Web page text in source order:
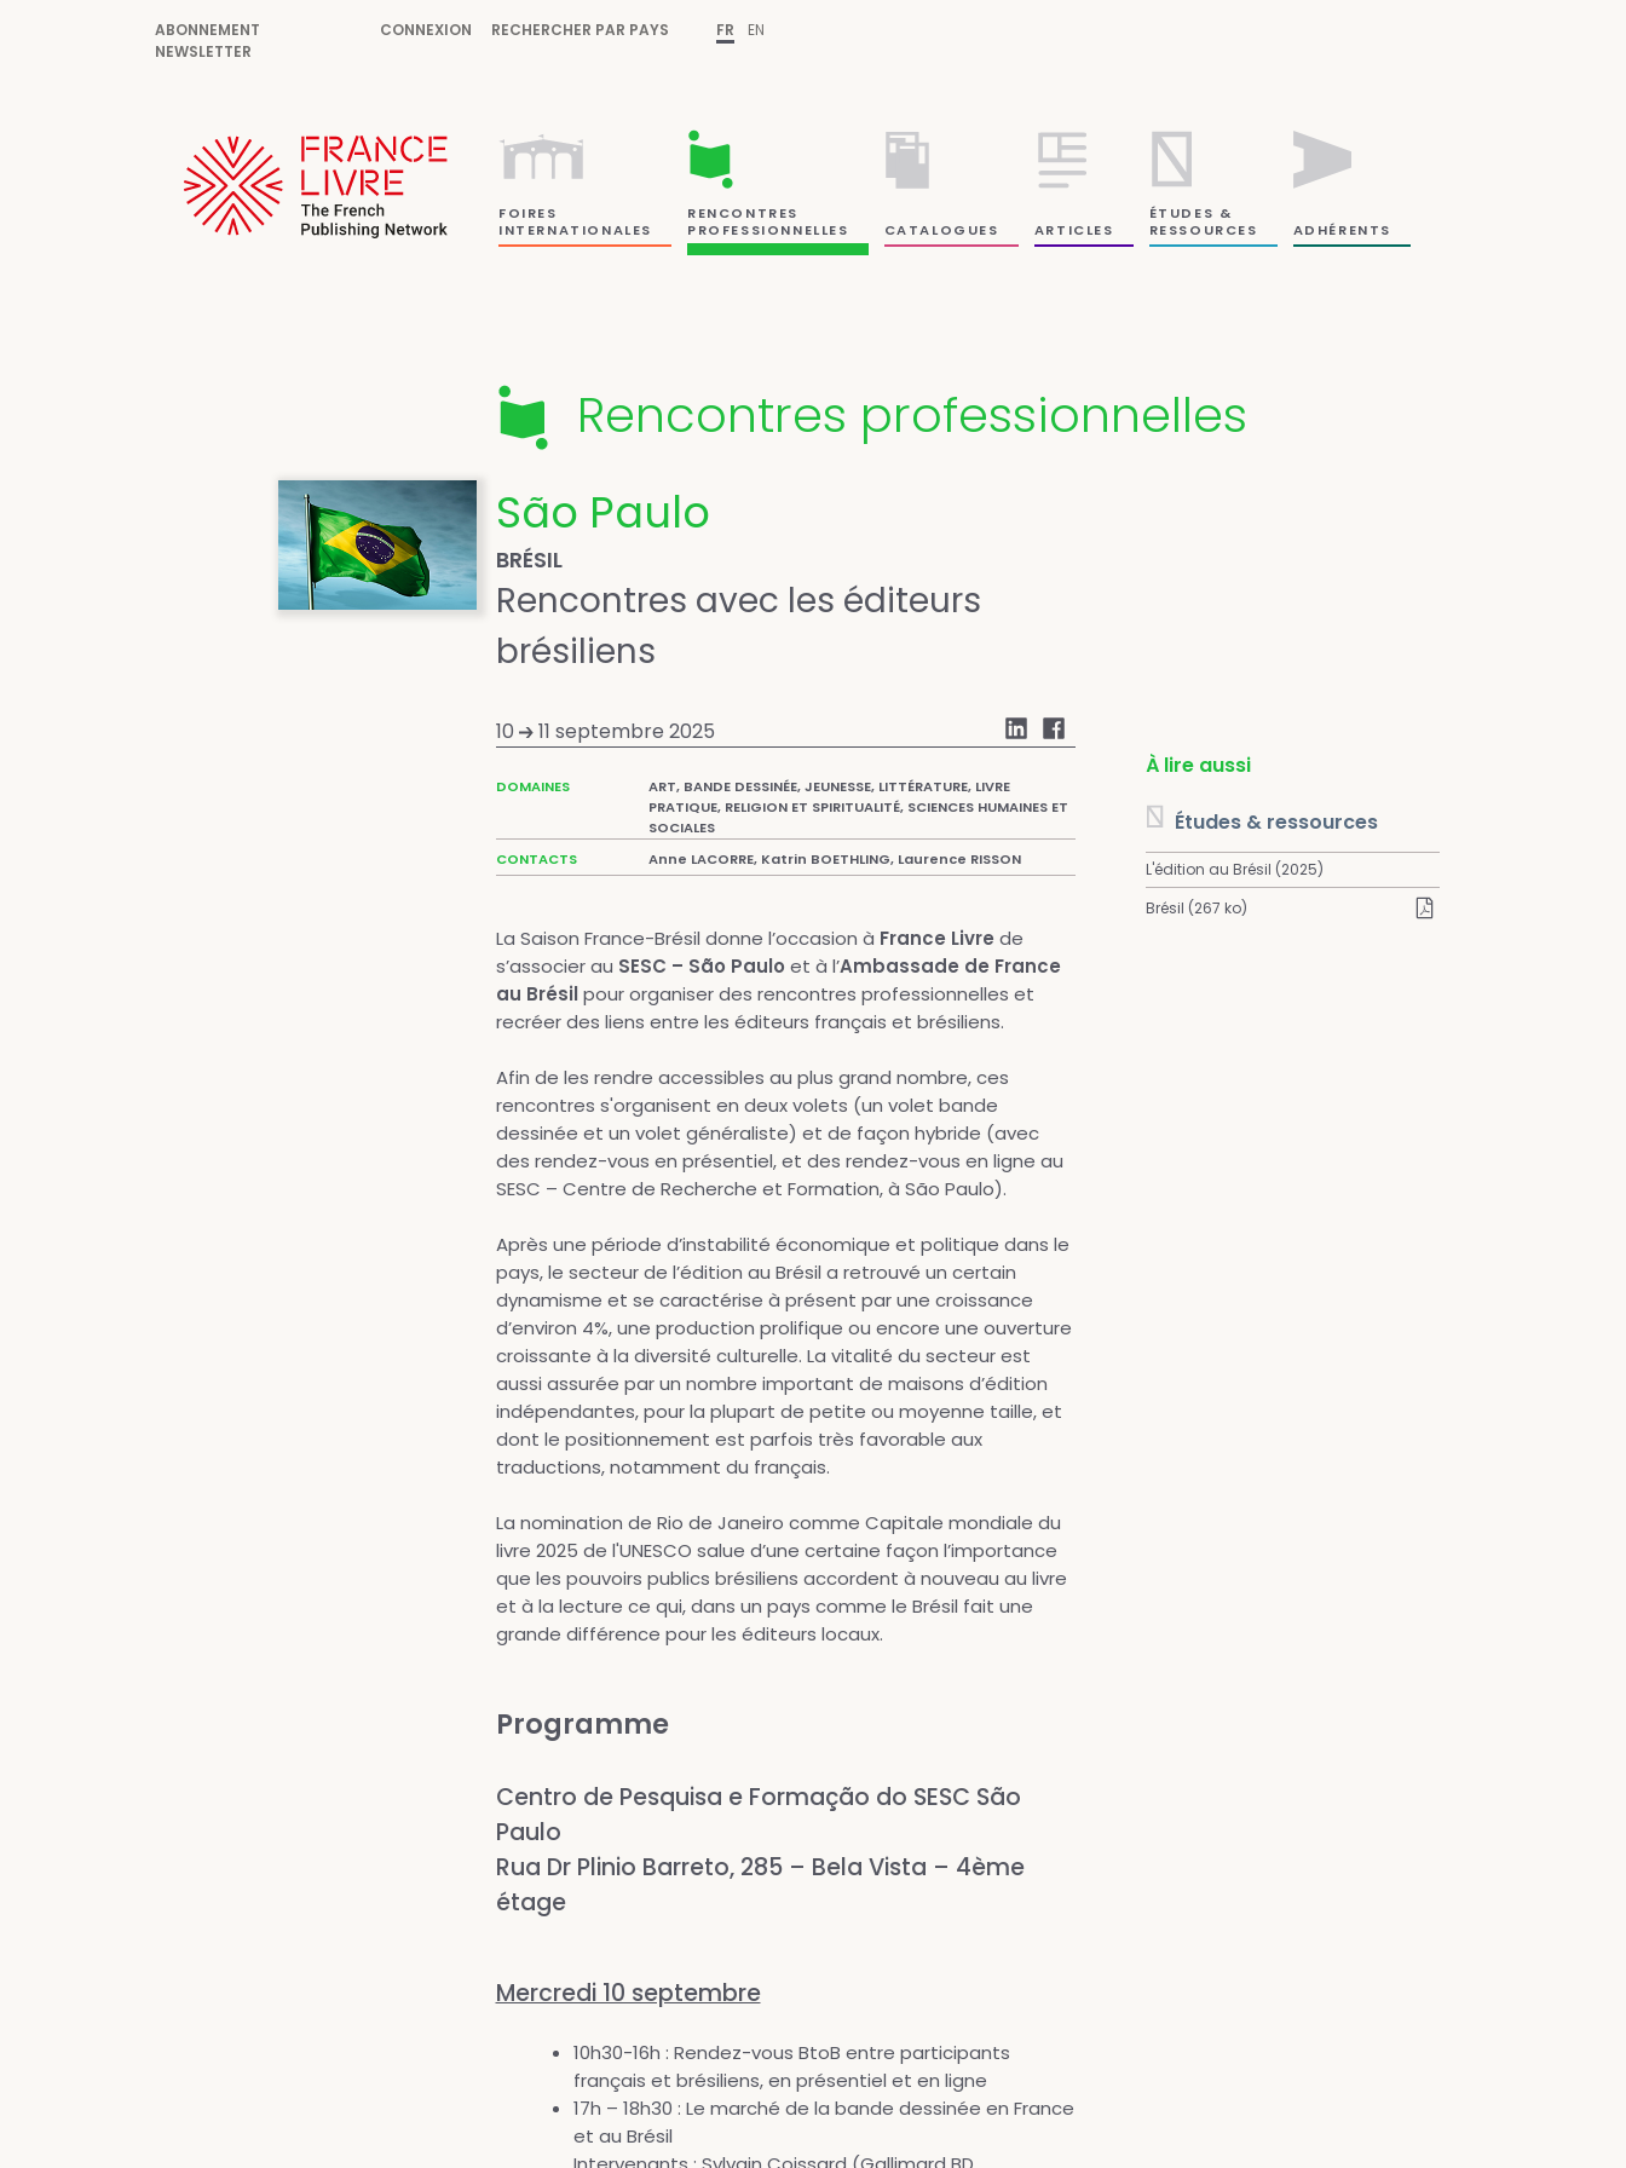
ABONNEMENT
NEWSLETTER
CONNEXION RECHERCHER PAR PAYS FR EN
FOIRES
INTERNATIONALES
RENCONTRES
PROFESSIONNELLES
CATALOGUES ARTICLES
ÉTUDES &
RESSOURCES
ADHÉRENTS
Rencontres professionnelles
São Paulo
BRÉSIL
Rencontres avec les éditeurs
brésiliens
10 11 septembre 2025
DOMAINES
ART, BANDE DESSINÉE, JEUNESSE, LITTÉRATURE, LIVRE
PRATIQUE, RELIGION ET SPIRITUALITÉ, SCIENCES HUMAINES ET
SOCIALES
CONTACTS
Anne LACORRE, Katrin BOETHLING, Laurence RISSON
La Saison France-Brésil donne l’occasion à France Livre de
s’associer au SESC – São Paulo et à l’Ambassade de France
au Brésilpour organiser des rencontres professionnelles et
recréer des liens entre les éditeurs français et brésiliens.
Afin de les rendre accessibles au plus grand nombre, ces
rencontres s'organisent en deux volets (un volet bande
dessinée et un volet généraliste) et de façon hybride (avec
des rendez-vous en présentiel, et des rendez-vous en ligne au
SESC – Centre de Recherche et Formation, à São Paulo).
Après une période d’instabilité économique et politique dans le
pays, le secteur de l’édition au Brésil a retrouvé un certain
dynamisme et se caractérise à présent par une croissance
d’environ 4%, une production prolifique ou encore une ouverture
croissante à la diversité culturelle. La vitalité du secteur est
aussi assurée par un nombre important de maisons d’édition
indépendantes, pour la plupart de petite ou moyenne taille, et
dont le positionnement est parfois très favorable aux
traductions, notamment du français.
La nomination de Rio de Janeiro comme Capitale mondiale du
livre 2025 de l'UNESCO salue d’une certaine façon l’importance
que les pouvoirs publics brésiliens accordent à nouveau au livre
et à la lecture ce qui, dans un pays comme le Brésil fait une
grande différence pour les éditeurs locaux.
Programme
Centro de Pesquisa e Formação do SESC São
Paulo
Rua Dr Plinio Barreto, 285 – Bela Vista – 4ème
étage
Mercredi 10 septembre
10h30-16h : Rendez-vous BtoB entre participants
français et brésiliens, en présentiel et en ligne
17h – 18h30 : Le marché de la bande dessinée en France
et au Brésil
À lire aussi
Études & ressources
L'édition au Brésil (2025)
Brésil (267 ko)